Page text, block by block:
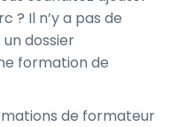
? Il n’y a pas de
dossier
formation de
de formateur